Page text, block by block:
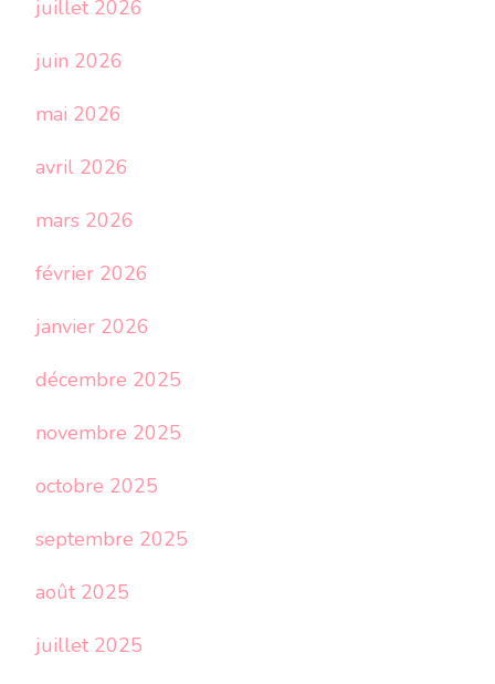
juillet 2026
juin 2026
mai 2026
avril 2026
mars 2026
février 2026
janvier 2026
décembre 2025
novembre 2025
octobre 2025
septembre 2025
août 2025
juillet 2025